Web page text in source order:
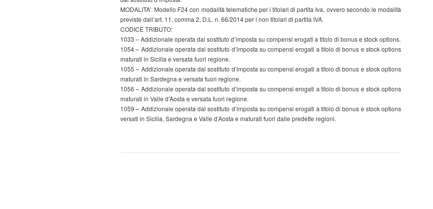
MODALITA’: Modello F24 con modalità telematiche per i titolari di partita Iva, ovvero secondo le modalità
previste dall’art. 11, comma 2, D.L. n. 66/2014 per i non titolari di partita IVA.
CODICE TRIBUTO:
1033 – Addizionale operata dal sostituto d’imposta su compensi erogati a titolo di bonus e stock options.
1054 – Addizionale operata dal sostituto d’imposta su compensi erogati a titolo di bonus e stock options
maturati in Sicilia e versata fuori regione.
1055 – Addizionale operata dal sostituto d’imposta su compensi erogati a titolo di bonus e stock options
maturati in Sardegna e versata fuori regione.
1056 – Addizionale operata dal sostituto d’imposta su compensi erogati a titolo di bonus e stock options
maturati in Valle d’Aosta e versata fuori regione.
1059 – Addizionale operata dal sostituto d’imposta su compensi erogati a titolo di bonus e stock options
versati in Sicilia, Sardegna e Valle d’Aosta e maturati fuori dalle predette regioni.